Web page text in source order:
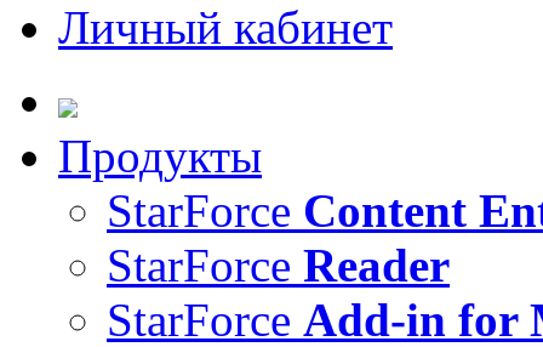
Личный кабинет
Продукты
StarForce Content
StarForce Reader
StarForce Add-in for